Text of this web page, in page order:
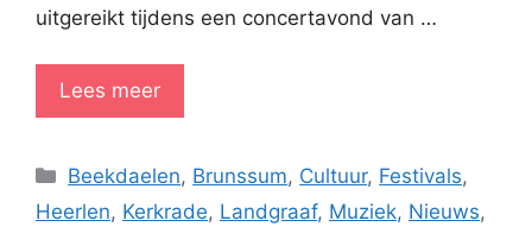
uitgereikt tijdens een concertavond van …
Lees meer
Categorieën
Beekdaelen, Brunssum, Cultuur, Festivals,
Heerlen, Kerkrade, Landgraaf, Muziek, Nieuws,